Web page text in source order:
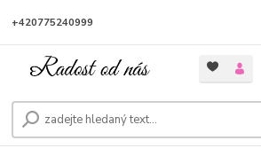
+420775240999